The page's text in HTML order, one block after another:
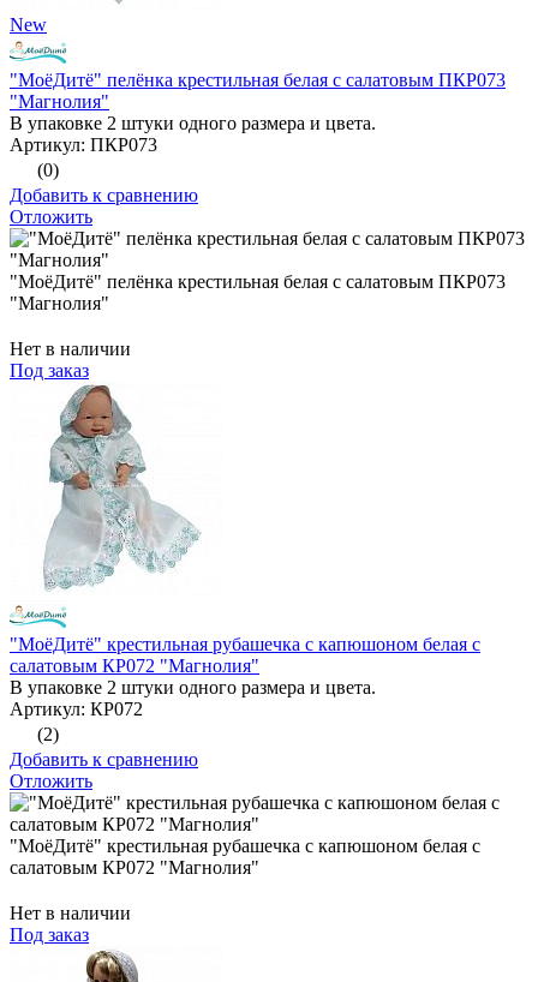
New
"МоёДитё" пелёнка крестильная белая с салатовым ПКР073
"Магнолия"
В упаковке 2 штуки одного размера и цвета.
Артикул: ПКР073
(0)
Добавить к сравнению
Отложить
"МоёДитё" пелёнка крестильная белая с салатовым ПКР073
"Магнолия"
Нет в наличии
Под заказ
"МоёДитё" крестильная рубашечка с капюшоном белая с
салатовым КР072 "Магнолия"
В упаковке 2 штуки одного размера и цвета.
Артикул: КР072
(2)
Добавить к сравнению
Отложить
"МоёДитё" крестильная рубашечка с капюшоном белая с
салатовым КР072 "Магнолия"
Нет в наличии
Под заказ